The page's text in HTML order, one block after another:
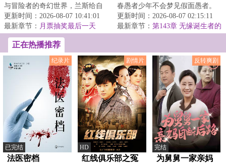
与冒险者的奇幻世界，兰斯给自
己定下了三条铁律：热闹不凑，
闲事不管，天黑...
更新时间：2026-08-07 10:41:01
最新章节： 月票抽奖最后一天
啦！
春愚者少年不会梦见假面愚者。
当唯物主义天使看见神话生物。
现在登场的是史...
更新时间：2026-08-07 02:15:11
最新章节： 第143章 无缘诞生者的
正在热播推荐
纪录片
已完结
法医密档
剧情片
HD
红线俱乐部之冤
反转爽剧
完结
为舅舅一家亲妈